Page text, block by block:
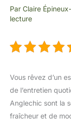
Par Claire
lecture
Vous rêvez d’un
de l’entretien
Anglechic sont la
fraîcheur et de